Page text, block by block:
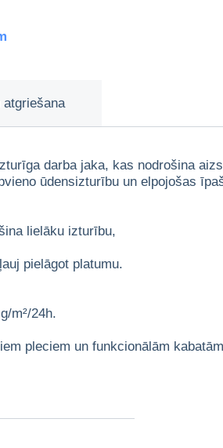
atgriešana
darba jaka, kas nodrošina
ūdensizturību un elpojošas
lielāku izturību,
pielāgot platumu.
m²/24h.
pleciem un funkcionālām